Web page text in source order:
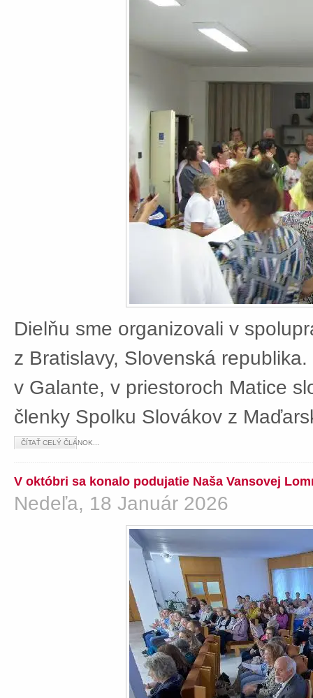
Dielňu sme organizovali v
z Bratislavy, Slovenská
v Galante, v priestoroch Matice
členky Spolku Slovákov z
ČÍTAŤ CELÝ ČLÁNOK...
V októbri sa konalo podujatie Naša Vansovej
Nedeľa, 18 Január 2026